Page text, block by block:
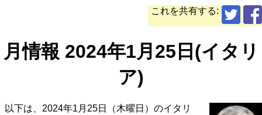
これを共有する:
月情報 2024年1月25日(イタリ
ア)
以下は、2024年1月25日（木曜日）のイタリ